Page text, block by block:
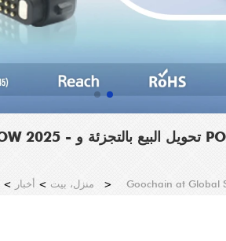
منزل، بيت > أخبار > >